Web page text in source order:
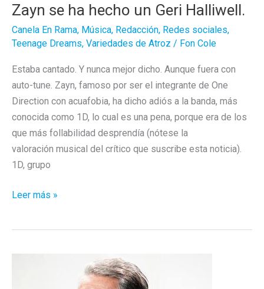
Zayn se ha hecho un Geri Halliwell.
Canela En Rama, Música, Redacción, Redes sociales,
Teenage Dreams, Variedades de Atroz / Fon Cole
Estaba cantado. Y nunca mejor dicho. Aunque fuera con
auto-tune. Zayn, famoso por ser el integrante de One
Direction con acuafobia, ha dicho adiós a la banda, más
conocida como 1D, lo cual es una pena, porque era de los
que más follabilidad desprendía (nótese la
valoración musical del crítico que suscribe esta noticia).
1D, grupo
Zayn
Leer más »